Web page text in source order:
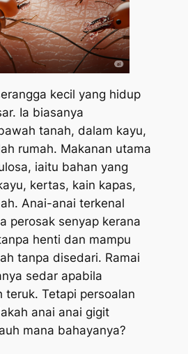
kecil yang hidup
Ia biasanya
tanah, dalam kayu,
rumah. Makanan utama
iaitu bahan yang
kertas, kain kapas,
Anai-anai terkenal
perosak senyap kerana
henti dan mampu
tanpa disedari. Ramai
sedar apabila
teruk. Tetapi persoalan
anai anai gigit
mana bahayanya?